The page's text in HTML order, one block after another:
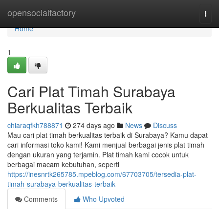
opensocialfactory
Home
Home
1
Cari Plat Timah Surabaya
Berkualitas Terbaik
chiaraqfkh788871 274 days ago News
Discuss
Mau cari plat timah berkualitas terbaik di Surabaya? Kamu dapat
cari informasi toko kami! Kami menjual berbagai jenis plat timah
dengan ukuran yang terjamin. Plat timah kami cocok untuk
berbagai macam kebutuhan, seperti
https://inesnrtk265785.mpeblog.com/67703705/tersedia-plat-
timah-surabaya-berkualitas-terbaik
Comments
Who Upvoted